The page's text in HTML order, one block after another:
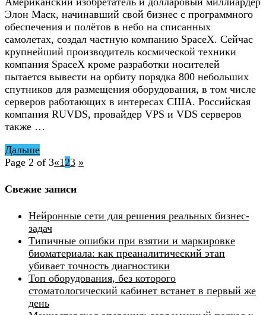
Элон Маск, начинавший свой бизнес с программного
обеспечения и полётов в небо на списанных
самолетах, создал частную компанию SpaceX. Сейчас
крупнейший производитель космической техники
компания SpaceX кроме разработки носителей
пытается вывести на орбиту порядка 800 небольших
спутников для размещения оборудования, в том числе
серверов работающих в интересах США. Российская
компания RUVDS, провайдер VPS и VDS серверов
также …
Дальше
Page 2 of 3«123 »
Свежие записи
Нейронные сети для решения реальных бизнес-
задач
Типичные ошибки при взятии и маркировке
биоматериала: как преаналитический этап
убивает точность диагностики
Топ оборудования, без которого
стоматологический кабинет встанет в первый же
день